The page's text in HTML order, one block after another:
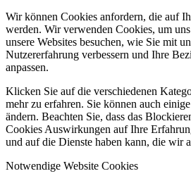
Wir können Cookies anfordern, die auf
werden. Wir verwenden Cookies, um
unsere Websites besuchen, wie Sie mit
Nutzererfahrung verbessern und Ihre
anpassen.
Klicken Sie auf die verschiedenen
mehr zu erfahren. Sie können auch
ändern. Beachten Sie, dass das
Cookies Auswirkungen auf Ihre
und auf die Dienste haben kann, die wir
Notwendige Website Cookies